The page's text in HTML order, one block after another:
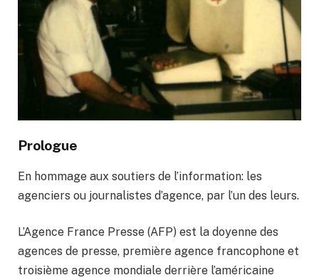
Prologue
En hommage aux soutiers de l’information: les
agenciers ou journalistes d’agence, par l’un des leurs.
L’Agence France Presse (AFP) est la doyenne des
agences de presse, première agence francophone et
troisième agence mondiale derrière l’américaine